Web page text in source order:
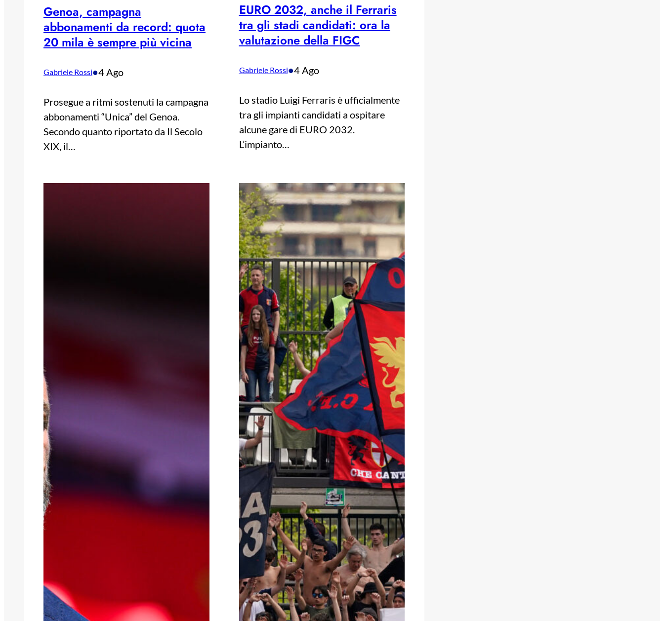
Genoa, campagna
abbonamenti da record: quota
20 mila è sempre più vicina
Gabriele Rossi•4 Ago
Prosegue a ritmi sostenuti la campagna
abbonamenti “Unica” del Genoa.
Secondo quanto riportato da Il Secolo
XIX, il…
EURO 2032, anche il Ferraris
tra gli stadi candidati: ora la
valutazione della FIGC
Gabriele Rossi•4 Ago
Lo stadio Luigi Ferraris è ufficialmente
tra gli impianti candidati a ospitare
alcune gare di EURO 2032.
L’impianto…